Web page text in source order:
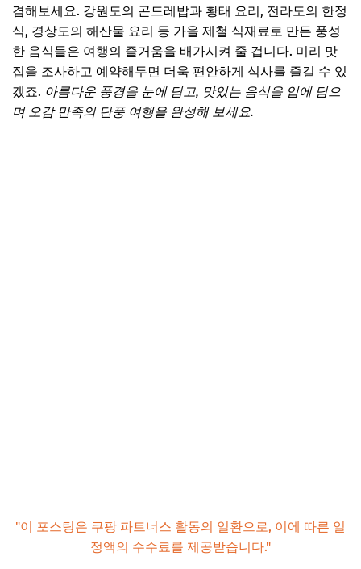
겸해보세요. 강원도의 곤드레밥과 황태 요리, 전라도의 한정
식, 경상도의 해산물 요리 등 가을 제철 식재료로 만든 풍성
한 음식들은 여행의 즐거움을 배가시켜 줄 겁니다. 미리 맛
집을 조사하고 예약해두면 더욱 편안하게 식사를 즐길 수 있
겠죠. 아름다운 풍경을 눈에 담고, 맛있는 음식을 입에 담으
며 오감 만족의 단풍 여행을 완성해 보세요.
"이 포스팅은 쿠팡 파트너스 활동의 일환으로, 이에 따른 일
정액의 수수료를 제공받습니다."